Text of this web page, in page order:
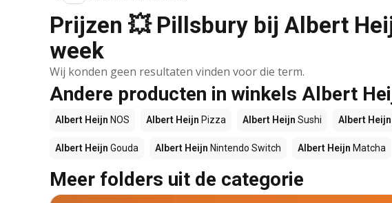
Prijzen 💥 Pillsbury bij Albert
week
Wij konden geen resultaten vinden voor die term.
Andere producten in winkels Albert
Albert Heijn NOS Albert Heijn Pizza Albert Heijn Sushi Albert Heijn
Albert Heijn Gouda Albert Heijn Nintendo Switch Albert Heijn Matcha
Meer folders uit de categorie